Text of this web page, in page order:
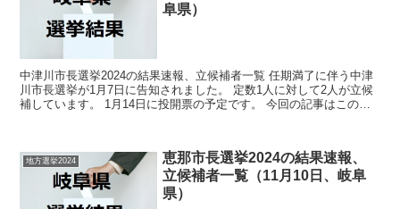
阜県）
中津川市長選挙2024の結果速報、立候補者一覧 任期満了に伴う中津
川市長選挙が1月7日に告知されました。 定数1人に対して2人が立候
補しています。 1月14日に投開票の予定です。 今回の記事はこの中
地方選挙2024
恵那市長選挙2024の結果速報、
立候補者一覧（11月10日、岐阜
県）